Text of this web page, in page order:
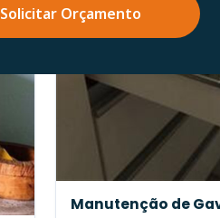
Solicitar Orçamento
Manutenção de